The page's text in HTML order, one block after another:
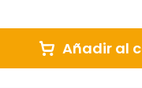
Añadir al